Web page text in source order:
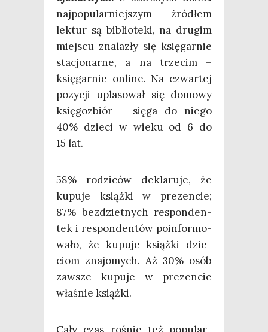
naj­po­pu­lar­niej­szym źró­dłem
lek­tur są biblio­te­ki, na dru­gim
miej­scu zna­la­zły się księ­gar­nie
sta­cjo­nar­ne, a na trze­cim –
księ­gar­nie onli­ne. Na czwar­tej
pozy­cji upla­so­wał się domo­wy
księ­go­zbiór – się­ga do nie­go
40% dzie­ci w wie­ku od 6 do
15 lat.
58% rodzi­ców dekla­ru­je, że
kupu­je książ­ki w pre­zen­cie;
87% bez­dziet­nych respon­den­
tek i respon­den­tów poin­for­mo­
wa­ło, że kupu­je książ­ki dzie­
ciom zna­jo­mych. Aż 30% osób
zawsze kupu­je w pre­zen­cie
wła­śnie książki.